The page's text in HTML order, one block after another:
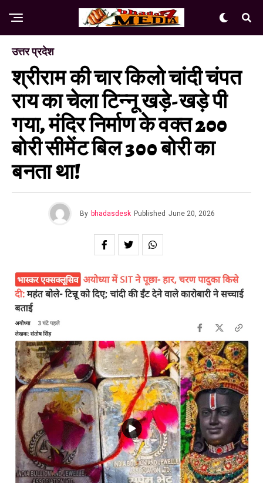
उत्तर प्रदेश
श्रीराम की चार किलो चांदी चंपत
राय का चेला टिन्नू खड़े-खड़े पी
गया, मंदिर निर्माण के वक्त 200
बोरी सीमेंट बिल 300 बोरी का
बनता था!
By bhadasdesk Published June 20, 2026